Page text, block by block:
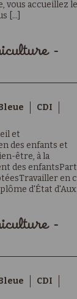
vous accueillez
[...]
-
CDI
et
des enfants et
être, à la
des
en
d'État
-
CDI